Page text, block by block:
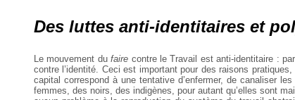
Des luttes anti-identitaires et
Le mouvement dufaire contre le Travail est anti-identitaire :
contre l’identité. Ceci est important pour des raisons
capital correspond à une tentative d’enfermer, de canaliser
femmes, des noirs, des indigènes, pour autant qu’elles sont